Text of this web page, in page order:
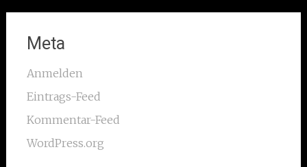
Meta
Anmelden
Eintrags-Feed
Kommentar-Feed
WordPress.org